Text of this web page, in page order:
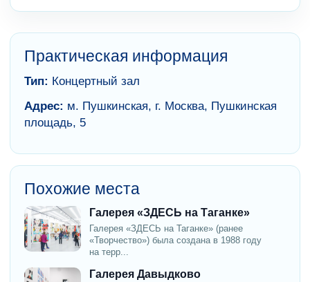
Практическая информация
Тип: Концертный зал
Адрес: м. Пушкинская, г. Москва, Пушкинская
площадь, 5
Похожие места
Галерея «ЗДЕСЬ на Таганке»
Галерея «ЗДЕСЬ на Таганке» (ранее
«Творчество») была создана в 1988 году
на терр...
Галерея Давыдково